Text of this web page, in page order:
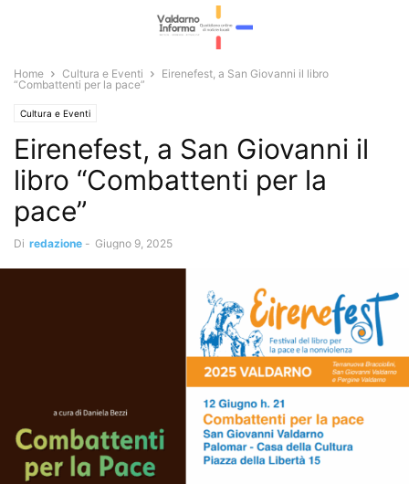
Home Cultura e Eventi
Eirenefest, a San Giovanni il libro
“Combattenti per la pace”
Cultura e Eventi
Eirenefest, a San Giovanni il
libro “Combattenti per la
pace”
Di redazione - Giugno 9, 2025